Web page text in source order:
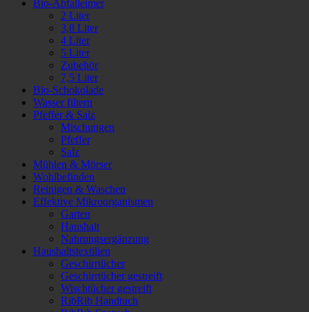
Bio-Abfalleimer
2 Liter
3,8 Liter
4 Liter
5 Liter
Zubehör
7,5 Liter
Bio-Schokolade
Wasser filtern
Pfeffer & Salz
Mischungen
Pfeffer
Salz
Mühlen & Mörser
Wohlbefinden
Reinigen & Waschen
Effektive Mikroorganismen
Garten
Haushalt
Nahrungsergänzung
Haushaltstextilien
Geschirrtücher
Geschirrtücher gestreift
Wischtücher gestreift
RibRib Handtuch